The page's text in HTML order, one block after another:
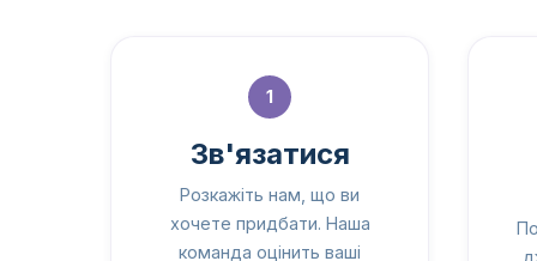
1
Зв'язатися
Розкажіть нам, що ви
хочете придбати. Наша
команда оцінить ваші